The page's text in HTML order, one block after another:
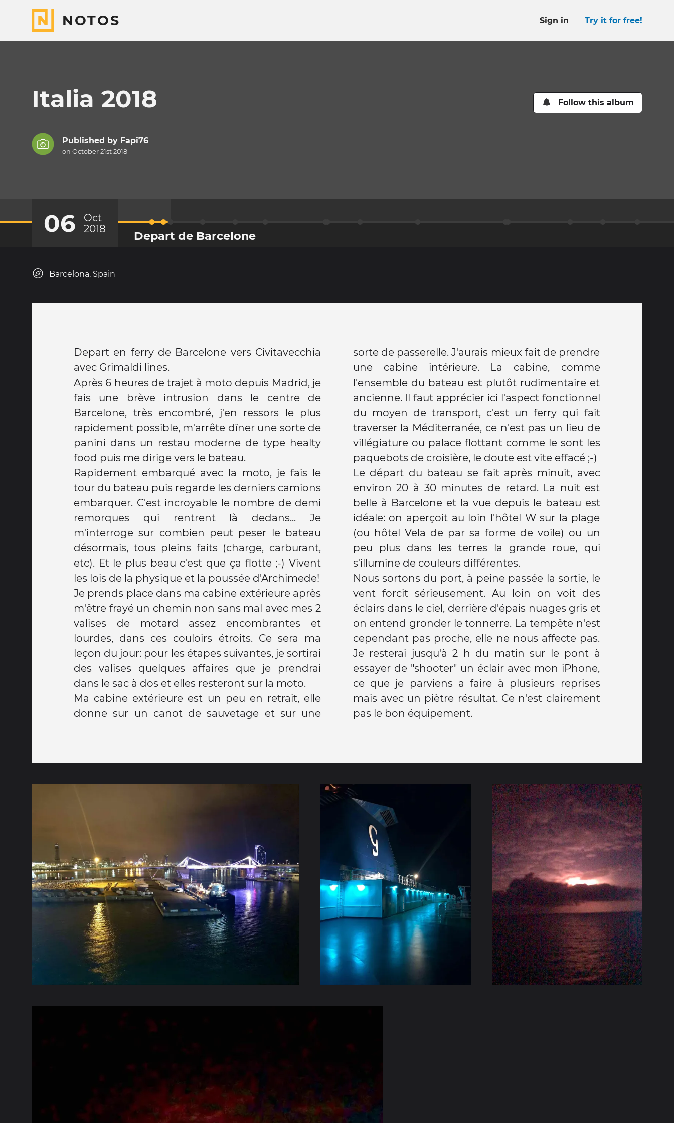
NOTOS Sign in Try it for free!
Italia 2018 Follow this album
Published by Fapi76
on October 21st 2018
06
Oct
2018
Depart de Barcelone
Barcelona, Spain
Depart en ferry de Barcelone vers Civitavecchia
avec Grimaldi lines.
Après 6 heures de trajet à moto depuis Madrid, je
fais une brève intrusion dans le centre de
Barcelone, très encombré, j'en ressors le plus
rapidement possible, m'arrête dîner une sorte de
panini dans un restau moderne de type healty
food puis me dirige vers le bateau.
Rapidement embarqué avec la moto, je fais le
tour du bateau puis regarde les derniers camions
embarquer. C'est incroyable le nombre de demi
remorques qui rentrent là dedans... Je
m'interroge sur combien peut peser le bateau
désormais, tous pleins faits (charge, carburant,
etc). Et le plus beau c'est que ça flotte ;-) Vivent
les lois de la physique et la poussée d'Archimede!
Je prends place dans ma cabine extérieure après
m'être frayé un chemin non sans mal avec mes 2
valises de motard assez encombrantes et
lourdes, dans ces couloirs étroits. Ce sera ma
leçon du jour: pour les étapes suivantes, je sortirai
des valises quelques affaires que je prendrai
dans le sac à dos et elles resteront sur la moto.
Ma cabine extérieure est un peu en retrait, elle
donne sur un canot de sauvetage et sur une
sorte de passerelle. J'aurais mieux fait de prendre
une cabine intérieure. La cabine, comme
l'ensemble du bateau est plutôt rudimentaire et
ancienne. Il faut apprécier ici l'aspect fonctionnel
du moyen de transport, c'est un ferry qui fait
traverser la Méditerranée, ce n'est pas un lieu de
villégiature ou palace flottant comme le sont les
paquebots de croisière, le doute est vite effacé ;-)
Le départ du bateau se fait après minuit, avec
environ 20 à 30 minutes de retard. La nuit est
belle à Barcelone et la vue depuis le bateau est
idéale: on aperçoit au loin l'hôtel W sur la plage
(ou hôtel Vela de par sa forme de voile) ou un
peu plus dans les terres la grande roue, qui
s'illumine de couleurs différentes.
Nous sortons du port, à peine passée la sortie, le
vent forcit sérieusement. Au loin on voit des
éclairs dans le ciel, derrière d'épais nuages gris et
on entend gronder le tonnerre. La tempête n'est
cependant pas proche, elle ne nous affecte pas.
Je resterai jusqu'à 2 h du matin sur le pont à
essayer de "shooter" un éclair avec mon iPhone,
ce que je parviens a faire à plusieurs reprises
mais avec un piètre résultat. Ce n'est clairement
pas le bon équipement.